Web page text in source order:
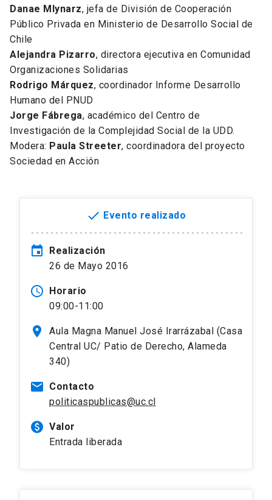
Danae Mlynarz, jefa de División de Cooperación
Público Privada en Ministerio de Desarrollo Social de
Chile
Alejandra Pizarro, directora ejecutiva en Comunidad
Organizaciones Solidarias
Rodrigo Márquez, coordinador Informe Desarrollo
Humano del PNUD
Jorge Fábrega, académico del Centro de
Investigación de la Complejidad Social de la UDD.
Modera: Paula Streeter, coordinadora del proyecto
Sociedad en Acción
done Evento realizado
event
Realización
26 de Mayo 2016
access_time Horario
09:00-11:00
location_on
Aula Magna Manuel José Irarrázabal (Casa
Central UC/ Patio de Derecho, Alameda
340)
mail Contacto
politicaspublicas@uc.cl
paid Valor
Entrada liberada